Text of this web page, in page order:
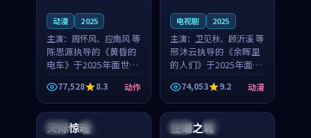
动漫 2025
主演： 周怀风、应南风 等
陈思源执导的《黄昏的
电车》于2025年面世，
日本的城市气质与渔村
故事的人物心境共同构
筑了影片基调。周怀
风、应南风用细腻的表
演撑起整部动作电影，
77,528 8.3 动作
电视剧 2025
主演： 卫见秋、顾沂溪 等
邢沐云执导的《余晖里
的人们》于2025年面
世，泰国的城市气质与
小镇生活的人物心境共
同构筑了影片基调。卫
见秋、顾沂溪用细腻的
表演撑起整部动漫电
74,053 9.2 动漫
英国 院线
天际惊魂 中国 热播
狂潮之城